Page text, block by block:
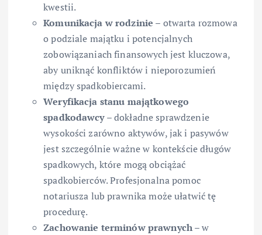
kwestii.
Komunikacja w rodzinie – otwarta rozmowa
o podziale majątku i potencjalnych
zobowiązaniach finansowych jest kluczowa,
aby uniknąć konfliktów i nieporozumień
między spadkobiercami.
Weryfikacja stanu majątkowego
spadkodawcy– dokładne sprawdzenie
wysokości zarówno aktywów, jak i pasywów
jest szczególnie ważne w kontekście długów
spadkowych, które mogą obciążać
spadkobierców. Profesjonalna pomoc
notariusza lub prawnika może ułatwić tę
procedurę.
Zachowanie terminów prawnych– w